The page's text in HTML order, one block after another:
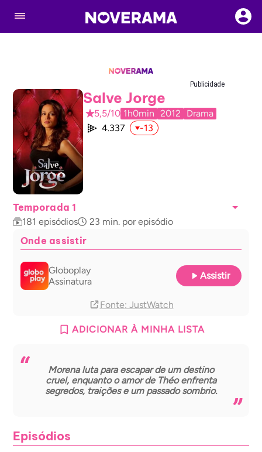
Publicidade
Salve Jorge
5,5/10 1h0min 2012
Drama
4.337
-13
Temporada 1
181 episódios 23 min. por episódio
Onde assistir
Globoplay
Assinatura
Assistir
Fonte: JustWatch
ADICIONAR À MINHA LISTA
Morena luta para escapar de um destino
cruel, enquanto o amor de Théo enfrenta
segredos, traições e um passado sombrio.
Episódios